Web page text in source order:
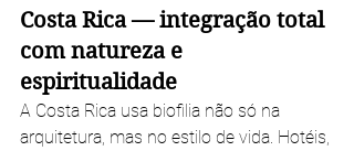
Costa Rica — integração total
com natureza e
espiritualidade
A Costa Rica usa biofilia não só na
arquitetura, mas no estilo de vida. Hotéis,